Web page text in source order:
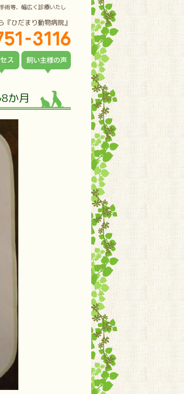
術等、幅広く診療いたし
ひだまり動物病院』
か月